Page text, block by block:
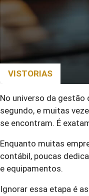
VISTORIAS
No universo da gestão
segundo, e muitas
se encontram. É
Enquanto muitas
contábil, poucas
e equipamentos.
Ignorar essa etapa é